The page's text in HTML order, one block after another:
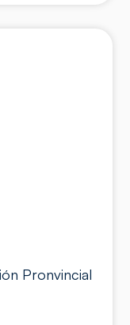
Pronvincial